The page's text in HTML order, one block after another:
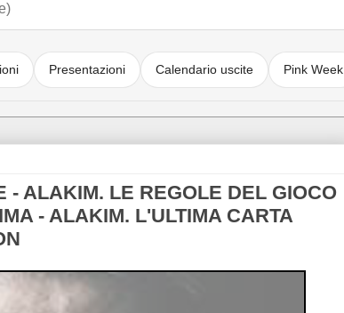
Presentazioni Calendario uscite Pink Week
ALAKIM. LE REGOLE DEL GIOCO
- ALAKIM. L'ULTIMA CARTA